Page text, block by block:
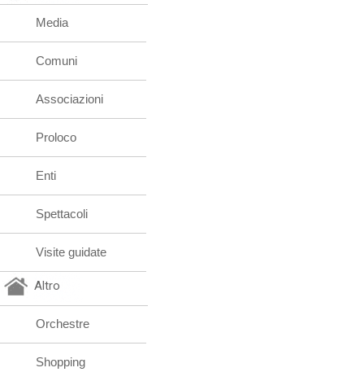
Media
Comuni
Associazioni
Proloco
Enti
Spettacoli
Visite guidate
Altro
Orchestre
Shopping